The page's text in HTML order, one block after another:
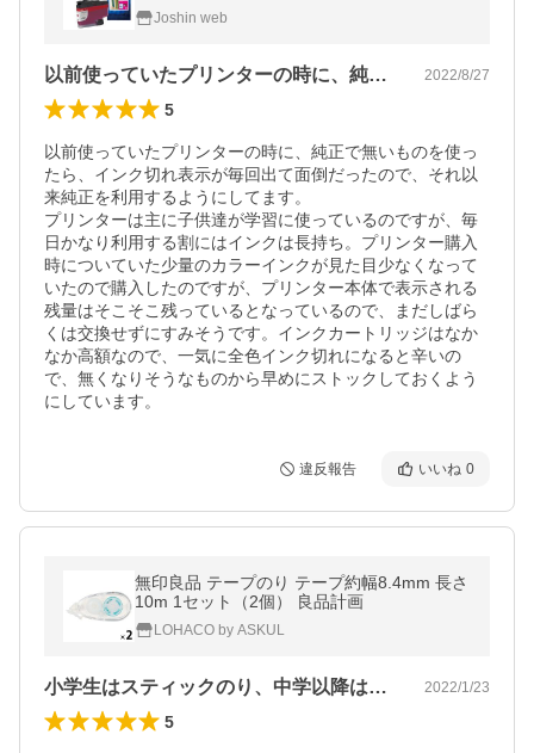
Joshin web
以前使っていたプリンターの時に、純正で… 2022/8/27
5
以前使っていたプリンターの時に、純正で無いものを使っ
たら、インク切れ表示が毎回出て面倒だったので、それ以
来純正を利用するようにしてます。
プリンターは主に子供達が学習に使っているのですが、毎
日かなり利用する割にはインクは長持ち。プリンター購入
時についていた少量のカラーインクが見た目少なくなって
いたので購入したのですが、プリンター本体で表示される
残量はそこそこ残っているとなっているので、まだしばら
くは交換せずにすみそうです。インクカートリッジはなか
なか高額なので、一気に全色インク切れになると辛いの
で、無くなりそうなものから早めにストックしておくよう
にしています。
違反報告 いいね 0
無印良品 テープのり テープ約幅8.4mm 長さ
10m 1セット（2個） 良品計画
LOHACO by ASKUL
小学生はスティックのり、中学以降はテー… 2022/1/23
5